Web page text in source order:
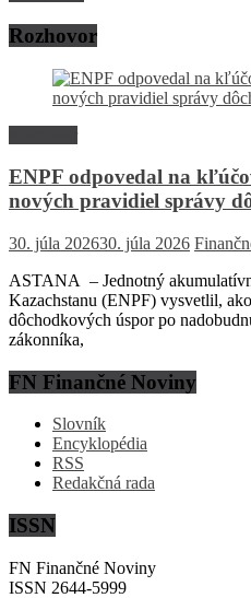
Rozhovor
ENPF odpovedal na
nových pravidiel správy
30. júla 202630. júla 2026
ASTANA – Jednotný
Kazachstanu (ENPF) vysvetlil,
dôchodkových úspor po
zákonníka,
FN Finančné Noviny
Slovník
Encyklopédia
RSS
Redakčná rada
ISSN
FN Finančné Noviny
ISSN 2644-5999